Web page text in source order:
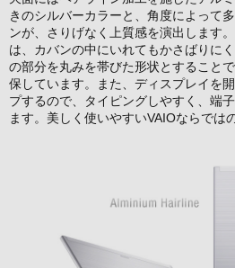
きのシルバーカラーと、角度によって
ンが、さりげなく上質感を演出します
は、カバンの中にいれてもかさばりに
の部分を丸みを帯びた形状とすること
保しています。また、ディスプレイを
プするので、タイピングしやすく、端
ます。美しく使いやすいVAIOならでは